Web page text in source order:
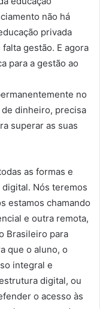
não há
privada
gestão. E agora
para a gestão ao
no
dinheiro, precisa
superar as suas
as formas e
Nós teremos
estamos chamando
e outra remota,
Brasileiro para
que o aluno, o
integral e
digital, ou
o acesso às